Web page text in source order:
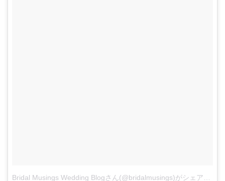
Bridal Musings Wedding Blogさん(@bridalmusings)がシェアした投稿